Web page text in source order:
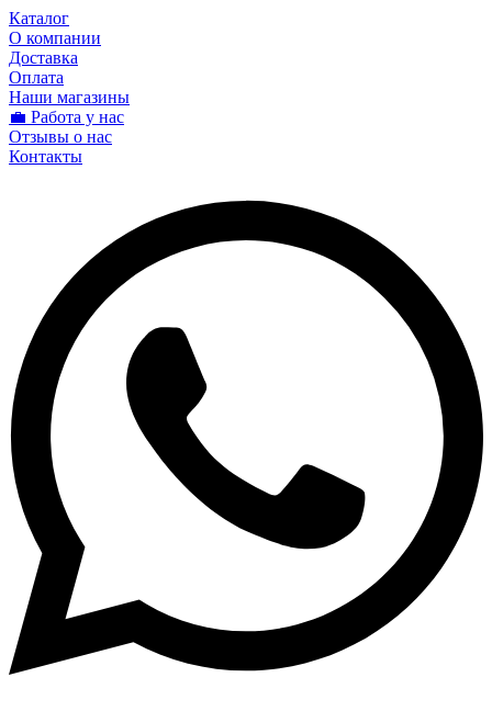
Каталог
О компании
Доставка
Оплата
Наши магазины
💼 Работа у нас
Отзывы о нас
Контакты